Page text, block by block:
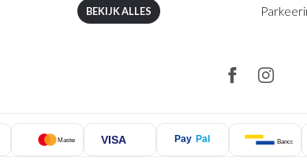
BEKIJK ALLES
Mastercard VISA Pay Pal Bancontact